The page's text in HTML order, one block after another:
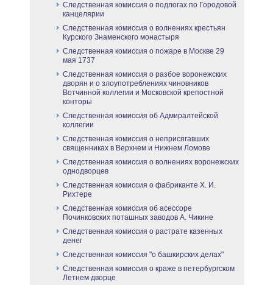
Следственная комиссия о подлогах по Городовой
канцелярии
Следственная комиссия о волнениях крестьян
Курского Знаменского монастыря
Следственная комиссия о пожаре в Москве 29
мая 1737
Следственная комиссия о разбое воронежских
дворян и о злоупотреблениях чиновников
Вотчинной коллегии и Московской крепостной
конторы
Следственная комиссия об Адмиралтейской
коллегии
Следственная комиссия о неприсягавших
священниках в Верхнем и Нижнем Ломове
Следственная комиссия о волнениях воронежских
однодворцев
Следственная комиссия о фабриканте Х. И.
Рихтере
Следственная комиссия об асессоре
Починковских поташных заводов А. Чикине
Следственная комиссия о растрате казенных
денег
Следственная комиссия "о башкирских делах"
Следственная комиссия о краже в петербургском
Летнем дворце